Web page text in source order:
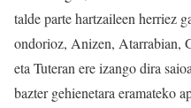
talde parte hartzaileen herriez
ondorioz, Anizen, Atarrabian,
eta Tuteran ere izango dira
bazter gehienetara eramateko